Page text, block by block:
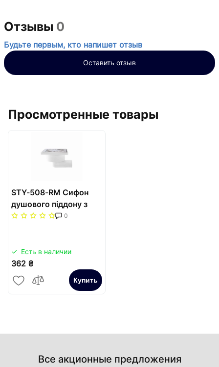
Отзывы 0
Будьте первым, кто напишет отзыв
Оставить отзыв
Просмотренные товары
STY-508-RM Сифон
душового піддону з
горизонтальним
нержавіючої сталі
0
Есть в наличии
362 ₴
Купить
Все акционные предложения